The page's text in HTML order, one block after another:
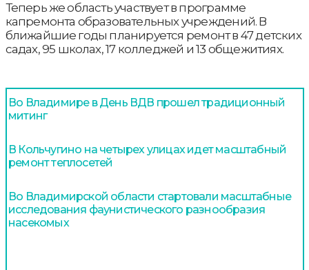
Теперь же область участвует в программе
капремонта образовательных учреждений. В
ближайшие годы планируется ремонт в 47 детских
садах, 95 школах, 17 колледжей и 13 общежитиях.
Во Владимире в День ВДВ прошел традиционный
митинг
В Кольчугино на четырех улицах идет масштабный
ремонт теплосетей
Во Владимирской области стартовали масштабные
исследования фаунистического разнообразия
насекомых